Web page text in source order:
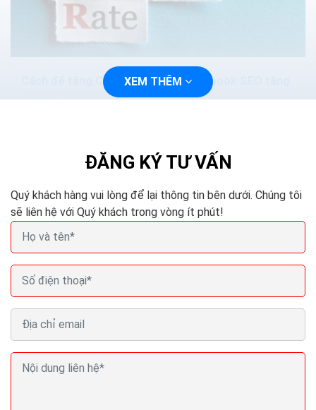
Cách để tăng CTR Google Ads Facebook SEO tăng
125% tỷ lệ nhấp chuột
click through rate) nhanh nhất?? Đó luôn là câu...
XEM THÊM
ĐĂNG KÝ TƯ VẤN
Quý khách hàng vui lòng để lại thông tin bên dưới. Chúng tôi
sẽ liên hệ với Quý khách trong vòng ít phút!